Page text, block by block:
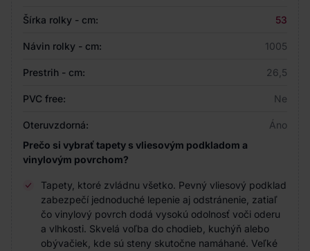
Šírka rolky - cm: 53
Návin rolky - cm: 1005
Prestrih - cm: 26,5
PVC free: Ne
Oteruvzdorná:
Áno
Prečo si vybrať tapety s vliesovým podkladom a
vinylovým povrchom?
Tapety, ktoré zvládnu všetko. Pevný vliesový podklad
zabezpečí jednoduché lepenie aj odstránenie, zatiaľ
čo vinylový povrch dodá vysokú odolnosť voči oderu
a vlhkosti. Skvelá voľba do chodieb, kuchýň alebo
obývačiek, kde sú steny skutočne namáhané. Veľké